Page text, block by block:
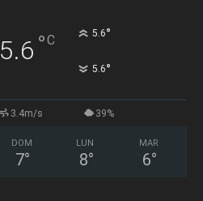
5.6 °C 5.6°
5.6°
3.4m/s 39%
DOM
7°
LUN
8°
MAR
6°